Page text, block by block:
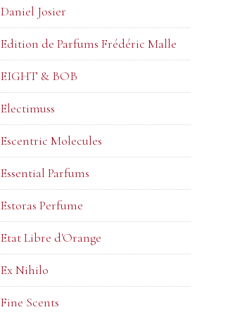
Daniel Josier
Edition de Parfums Frédéric Malle
EIGHT & BOB
Electimuss
Escentric Molecules
Essential Parfums
Estoras Perfume
Etat Libre d'Orange
Ex Nihilo
Fine Scents